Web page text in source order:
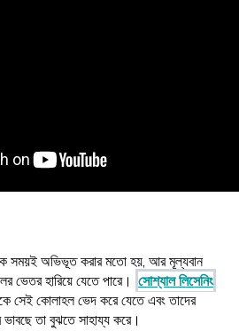
সময়ই অভিভূত করার মতো হয়, আর মূল্যবান
ভেতর হারিয়ে যেতে পারে। সোশ্যাল লিসেনিং
সেই কোলাহল ভেদ করে যেতে এবং তাদের
ভাবছে তা বুঝতে সাহায্য করে।